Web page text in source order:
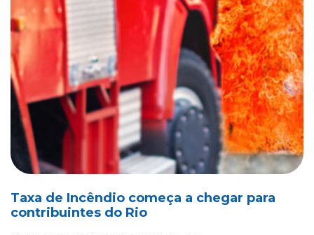
Taxa de Incêndio começa a chegar para
contribuintes do Rio